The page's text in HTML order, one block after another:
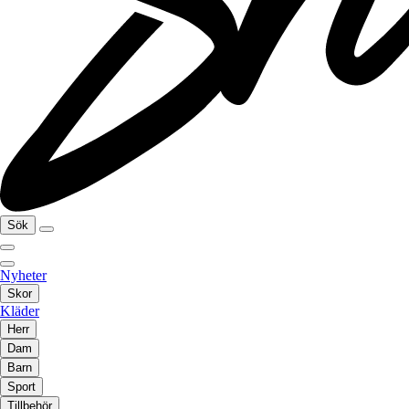
Sök
Nyheter
Skor
Kläder
Herr
Dam
Barn
Sport
Tillbehör